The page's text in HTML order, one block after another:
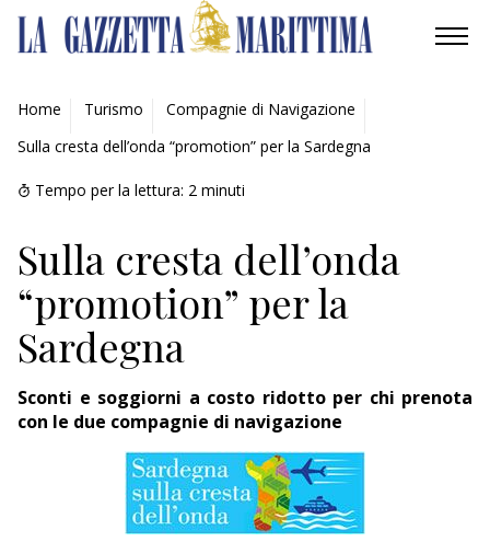
AMBIENTE
MOBILITÀ
INDUSTRIA
RICERCA
ECONOMIA
TURISMO
CULTURA
Home Turismo
Compagnie di Navigazione
Sulla cresta dell’onda “promotion” per la Sardegna
Tempo per la lettura: 2 minuti
Sulla cresta dell’onda
“promotion” per la
Sardegna
Sconti e soggiorni a costo ridotto per chi prenota
con le due compagnie di navigazione